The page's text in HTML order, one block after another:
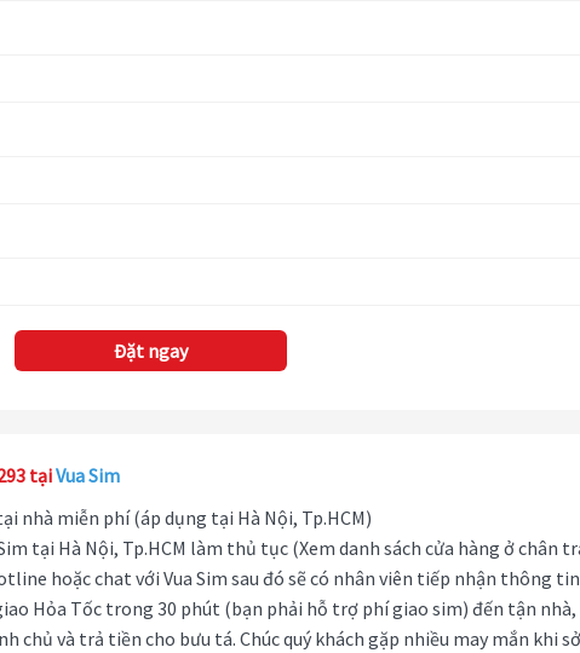
Đặt ngay
tạiVua Sim
nhà miễn phí (áp dụng tại Hà Nội, Tp.HCM)
tại Hà Nội, Tp.HCM làm thủ tục (Xem danh sách cửa hàng ở chân
hoặc chat với Vua Sim sau đó sẽ có nhân viên tiếp nhận thông
Hỏa Tốc trong 30 phút (bạn phải hỗ trợ phí giao sim) đến tận
chủ và trả tiền cho bưu tá. Chúc quý khách gặp nhiều may mắn khi